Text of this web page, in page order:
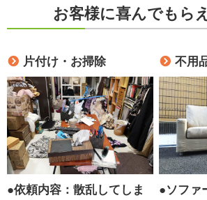
お客様に喜んでもら
片付け・お掃除
●依頼内容：散乱してしま
不用
●ソファ